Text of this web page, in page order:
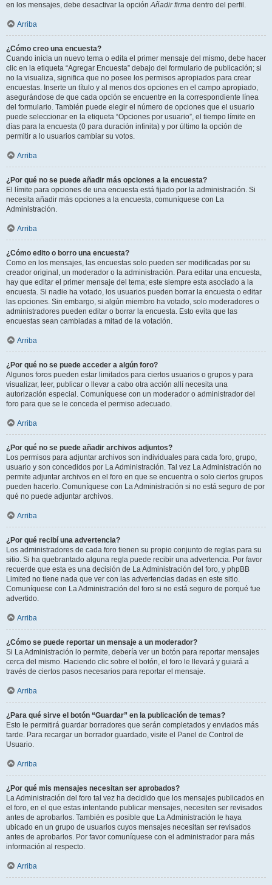
en los mensajes, debe desactivar la opciónAñadir firma dentro del perfil.
Arriba
¿Cómo creo una encuesta?
Cuando inicia un nuevo tema o edita el primer mensaje del mismo, debe hacer
clic en la etiqueta “Agregar Encuesta” debajo del formulario de publicación; si
no la visualiza, significa que no posee los permisos apropiados para crear
encuestas. Inserte un título y al menos dos opciones en el campo apropiado,
asegurándose de que cada opción se encuentre en la correspondiente línea
del formulario. También puede elegir el número de opciones que el usuario
puede seleccionar en la etiqueta “Opciones por usuario”, el tiempo límite en
días para la encuesta (0 para duración infinita) y por último la opción de
permitir a lo usuarios cambiar su votos.
Arriba
¿Por qué no se puede añadir más opciones a la encuesta?
El límite para opciones de una encuesta está fijado por la administración. Si
necesita añadir más opciones a la encuesta, comuníquese con La
Administración.
Arriba
¿Cómo edito o borro una encuesta?
Como en los mensajes, las encuestas solo pueden ser modificadas por su
creador original, un moderador o la administración. Para editar una encuesta,
hay que editar el primer mensaje del tema; este siempre esta asociado a la
encuesta. Si nadie ha votado, los usuarios pueden borrar la encuesta o editar
las opciones. Sin embargo, si algún miembro ha votado, solo moderadores o
administradores pueden editar o borrar la encuesta. Esto evita que las
encuestas sean cambiadas a mitad de la votación.
Arriba
¿Por qué no se puede acceder a algún foro?
Algunos foros pueden estar limitados para ciertos usuarios o grupos y para
visualizar, leer, publicar o llevar a cabo otra acción allí necesita una
autorización especial. Comuníquese con un moderador o administrador del
foro para que se le conceda el permiso adecuado.
Arriba
¿Por qué no se puede añadir archivos adjuntos?
Los permisos para adjuntar archivos son individuales para cada foro, grupo,
usuario y son concedidos por La Administración. Tal vez La Administración no
permite adjuntar archivos en el foro en que se encuentra o solo ciertos grupos
pueden hacerlo. Comuníquese con La Administración si no está seguro de por
qué no puede adjuntar archivos.
Arriba
¿Por qué recibí una advertencia?
Los administradores de cada foro tienen su propio conjunto de reglas para su
sitio. Si ha quebrantado alguna regla puede recibir una advertencia. Por favor
recuerde que esta es una decisión de La Administración del foro, y phpBB
Limited no tiene nada que ver con las advertencias dadas en este sitio.
Comuníquese con La Administración del foro si no está seguro de porqué fue
advertido.
Arriba
¿Cómo se puede reportar un mensaje a un moderador?
Si La Administración lo permite, debería ver un botón para reportar mensajes
cerca del mismo. Haciendo clic sobre el botón, el foro le llevará y guiará a
través de ciertos pasos necesarios para reportar el mensaje.
Arriba
¿Para qué sirve el botón “Guardar” en la publicación de temas?
Esto le permitirá guardar borradores que serán completados y enviados más
tarde. Para recargar un borrador guardado, visite el Panel de Control de
Usuario.
Arriba
¿Por qué mis mensajes necesitan ser aprobados?
La Administración del foro tal vez ha decidido que los mensajes publicados en
el foro, en el que estas intentando publicar mensajes, necesiten ser revisados
antes de aprobarlos. También es posible que La Administración le haya
ubicado en un grupo de usuarios cuyos mensajes necesitan ser revisados
antes de aprobarlos. Por favor comuníquese con el administrador para más
información al respecto.
Arriba